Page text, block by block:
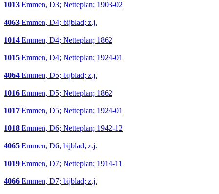
1013 Emmen, D3; Netteplan; 1903-02
4063 Emmen, D4; bijblad; z.j.
1014 Emmen, D4; Netteplan; 1862
1015 Emmen, D4; Netteplan; 1924-01
4064 Emmen, D5; bijblad; z.j.
1016 Emmen, D5; Netteplan; 1862
1017 Emmen, D5; Netteplan; 1924-01
1018 Emmen, D6; Netteplan; 1942-12
4065 Emmen, D6; bijblad; z.j.
1019 Emmen, D7; Netteplan; 1914-11
4066 Emmen, D7; bijblad; z.j.